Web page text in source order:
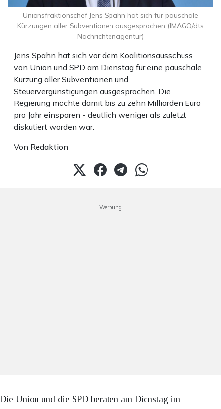
Jens Spahn hat sich vor dem Koalitionsausschuss
von Union und SPD am Dienstag für eine pauschale
Kürzung aller Subventionen und
Steuervergünstigungen ausgesprochen. Die
Regierung möchte damit bis zu zehn Milliarden Euro
pro Jahr einsparen - deutlich weniger als zuletzt
diskutiert worden war.
Von Redaktion
Unionsfraktionschef Jens Spahn hat sich für pauschale
Kürzungen aller Subventionen ausgesprochen (IMAGO/dts
Nachrichtenagentur)
Werbung
Die Union und die SPD beraten am Dienstag im